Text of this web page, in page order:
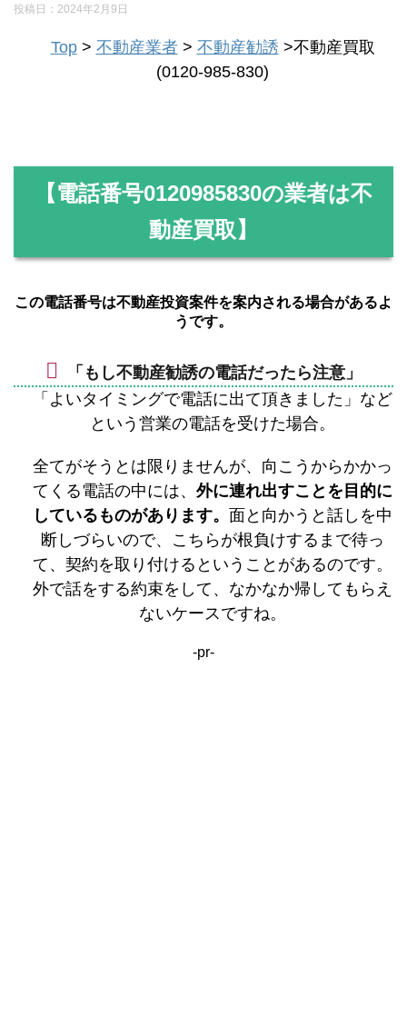
投稿日： 2024年2月9日
Top> 不動産業者> 不動産勧誘 >不動産買取
(0120-985-830)
【電話番号0120985830の業者は不
動産買取】
この電話番号は不動産投資案件を案内される場合があるよ
うです。
「もし不動産勧誘の電話だったら注意」
「よいタイミングで電話に出て頂きました」など
という営業の電話を受けた場合。
全てがそうとは限りませんが、向こうからかかっ
てくる電話の中には、 外に連れ出すことを目的に
しているものがあります。 面と向かうと話しを中
断しづらいので、こちらが根負けするまで待っ
て、契約を取り付けるということがあるのです。
外で話をする約束をして、なかなか帰してもらえ
ないケースですね。
-pr-